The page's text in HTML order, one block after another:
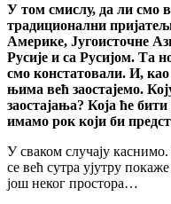
У том смислу, да ли смо
традиционални
Америке, Југоисточне
Русије и са Русијом. Та
смо констатовали. И,
њима већ заостајемо.
заостајања? Која ће
имамо рок који би
У сваком случају
се већ сутра ујутру
још неког простора…